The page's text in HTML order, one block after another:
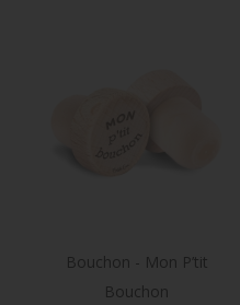
Bouchon - Mon P’tit
Bouchon